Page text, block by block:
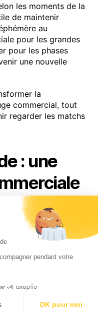
les moments de la
de maintenir
au
pour les grandes
pour les phases
une nouvelle
la
commercial, tout
regarder les matchs
: une
jusqu’au 19 juillet,
plus qu’un simple
revenir les clients
vous récurrents